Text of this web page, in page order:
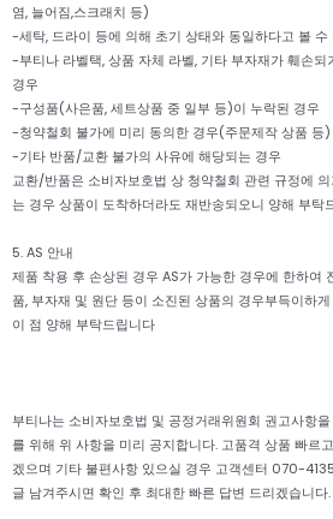
염, 늘어짐,스크래치 등)
-세탁, 드라이 등에 의해 초기 상태와 동일하다고 볼 수
-부티나 라벨택, 상품 자체 라벨, 기타 부자재가 훼손
경우
-구성품(사은품, 세트상품 중 일부 등)이 누락된 경우
-청약철회 불가에 미리 동의한 경우(주문제작 상품 등)
-기타 반품/교환 불가의 사유에 해당되는 경우
교환/반품은 소비자보호법 상 청약철회 관련 규정에
는 경우 상품이 도착하더라도 재반송되오니 양해 부탁
5. AS 안내
제품 착용 후 손상된 경우 AS가 가능한 경우에 한하여
품, 부자재 및 원단 등이 소진된 상품의 경우부득이하
이 점 양해 부탁드립니다
부티나는 소비자보호법 및 공정거래위원회 권고사항
를 위해 위 사항을 미리 공지합니다. 고품격 상품 빠르
겠으며 기타 불편사항 있으실 경우 고객센터 070-
글 남겨주시면 확인 후 최대한 빠른 답변 드리겠습니다